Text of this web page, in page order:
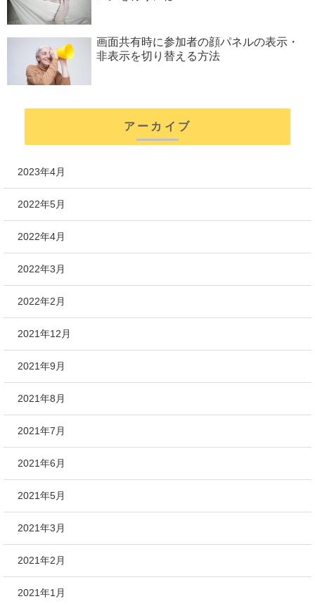
画面共有時に参加者の顔パネルの表示・
非表示を切り替える方法
アーカイブ
2023年4月
2022年5月
2022年4月
2022年3月
2022年2月
2021年12月
2021年9月
2021年8月
2021年7月
2021年6月
2021年5月
2021年3月
2021年2月
2021年1月